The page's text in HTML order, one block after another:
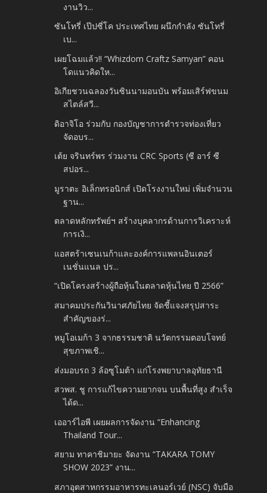
งานวิว...
ซันโทรี่ เป๊ปซี่โค ประเทศไทย ผนึกกำลัง ซันโทรี่
เบ...
เผยโฉมแล้ว!! “Whizdom Craftz Samyan” คอน
โดแนวคิดให...
อิเกียชวนฉลองวันซินนามอนบัน พร้อมเสิร์ฟขนม
สไตล์สวี...
ดิอาจิโอ ร่วมกับ กองบัญชาการตำรวจท่องเที่ยว
จัดอบร...
เต้ย จรินทร์พร ร่วมงาน CRC Sports (ซี อาร์ ซี
สปอร...
มูราตะ อิเล็กทรอนิกส์ เปิดโรงงานใหม่ เพิ่มจำนวน
ฐาน...
ตลาดหลักทรัพย์ฯ สร้างบุคลากรด้านการวิเคราะห์
การเงิ...
แอสตร้าเซนเนก้าและองค์การแพลนอินเตอร์
เนชั่นแนล ปร...
“เปิดโครงสร้างผู้ถือหุ้นในตลาดหุ้นไทย ปี 2566”
สมาคมประกันวินาศภัยไทย จัดชี้แจงสรุปสาระ
สำคัญของร่...
หมูโอเมก้า 3 จากธรรมชาติ นวัตกรรมตอบโจทย์
สุขภาพเชิ...
ส่งมอบรถ 3 ล้อซูโมต้า แก่โรงพยาบาลอุทัยธานี
สวพส. ชู การแก้ไขความยากจน บนพื้นที่สูง สำเร็จ
ได้ด...
เออาร์ไอพี เผยผลการจัดงาน “Enhancing
Thailand Tour...
สยาม ทาคาชิมายะ จัดงาน “TAKARA TOMY
SHOW 2023” งาน...
สภาอุตสาหกรรมอาหารทะเลนอร์เวย์ (NSC) จับมือ